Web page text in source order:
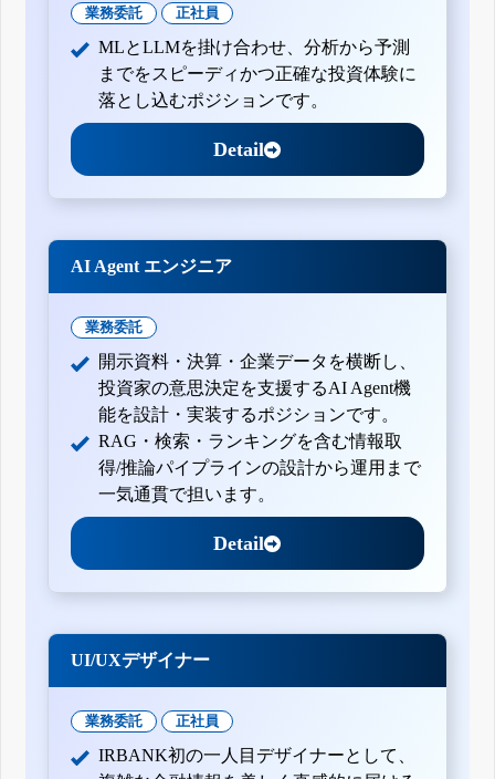
業務委託 正社員
MLとLLMを掛け合わせ、分析から予測
までをスピーディかつ正確な投資体験に
落とし込むポジションです。
Detail
AI Agent エンジニア
業務委託
開示資料・決算・企業データを横断し、
投資家の意思決定を支援するAI Agent機
能を設計・実装するポジションです。
RAG・検索・ランキングを含む情報取
得/推論パイプラインの設計から運用まで
一気通貫で担います。
Detail
UI/UXデザイナー
業務委託 正社員
IRBANK初の一人目デザイナーとして、